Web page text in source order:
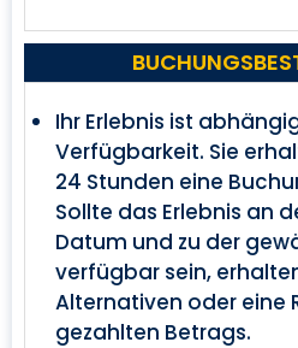
Ihr Erlebnis ist
Verfügbarkeit. Sie
24 Stunden eine
Sollte das Erlebnis an
Datum und zu der
verfügbar sein,
Alternativen oder eine
gezahlten Betrags.